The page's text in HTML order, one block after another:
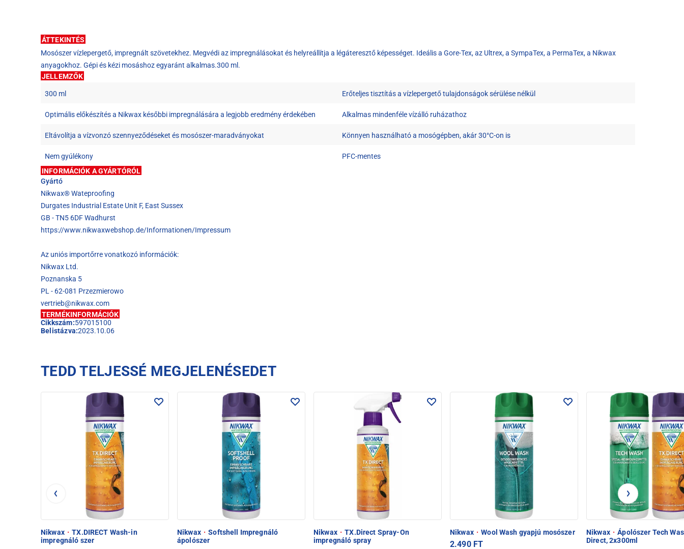
ÁTTEKINTÉS
Mosószer vízlepergető, impregnált szövetekhez. Megvédi az impregnálásokat és helyreállítja a légáteresztő képességet. Ideális a Gore-Tex, az Ultrex, a SympaTex, a PermaTex, a Nikwax
anyagokhoz. Gépi és kézi mosáshoz egyaránt alkalmas.300 ml.
JELLEMZŐK
300 ml Erőteljes tisztítás a vízlepergető tulajdonságok sérülése nélkül
Optimális előkészítés a Nikwax későbbi impregnálására a legjobb eredmény érdekében Alkalmas mindenféle vízálló ruházathoz
Eltávolítja a vízvonzó szennyeződéseket és mosószer-maradványokat Könnyen használható a mosógépben, akár 30°C-on is
Nem gyúlékony
PFC-mentes
INFORMÁCIÓK A GYÁRTÓRÓL
Gyártó
Nikwax® Wateproofing
Durgates Industrial Estate Unit F, East Sussex
GB - TN5 6DF Wadhurst
https://www.nikwaxwebshop.de/Informationen/Impressum
Az uniós importőrre vonatkozó információk:
Nikwax Ltd.
Poznanska 5
PL - 62-081 Przezmierowo
vertrieb@nikwax.com
TERMÉKINFORMÁCIÓK
Cikkszám:597015100
Belistázva:2023.10.06
TEDD TELJESSÉ MEGJELENÉSEDET
Nikwax · TX.DIRECT Wash-in
impregnáló szer
Nikwax · Softshell Impregnáló
ápolószer
Nikwax · TX.Direct Spray-On
impregnáló spray
Nikwax · Wool Wash gyapjú mosószer
2.490 FT
Nikwax · Ápolószer Tech
Direct, 2x300ml